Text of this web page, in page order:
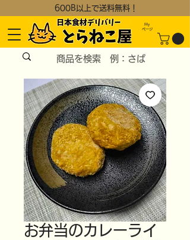
600B以上で送料無料！
My
​ページ
お弁当のカレーライ